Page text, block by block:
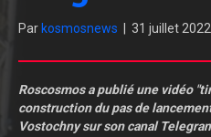
Par kosmosnews 31 juillet 2022
Roscosmos a publié une vidéo
construction du pas de
Vostochny sur son canal